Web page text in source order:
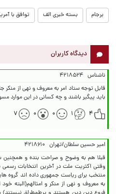
برجام بسته خبری الف توافق با
دیدگاه کاربران
ناشناس ۴۲۱۸۵۲۴
قابل توجه ستاد امر به معروف و نهی از منکر
باید پیگیر باشند و چه کسانی در این موارد
۴
۱ ۰ ۰ ۷
امیر حسین سلطان/تهران ۴۲۱۸۶۱۰
قبلا هم به وضوح و صراحت بنده و همچنین
وقتی اکثریت ملت در آخرین انتخابات رسمی
منتخب برای ریاست جمهوری داده اند گروه
به معروف و نهی از منکر و امثالهم(البته